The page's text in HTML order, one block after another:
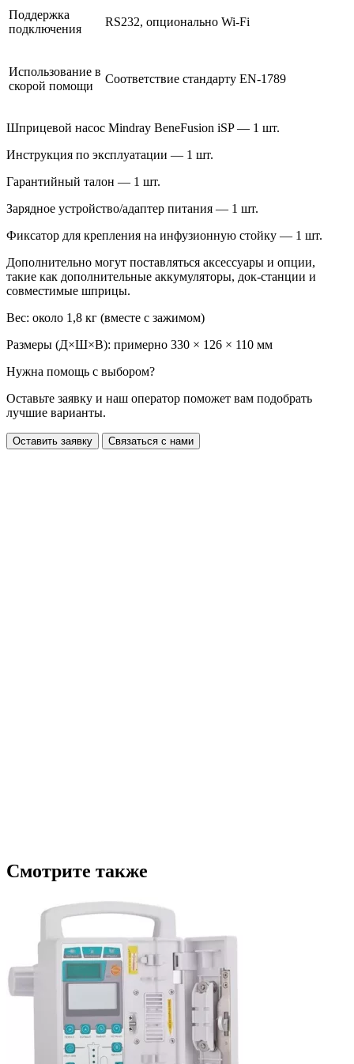
Поддержка
подключения
RS232, опционально Wi-Fi
Использование в
скорой помощи
Соответствие стандарту EN-1789
Шприцевой насос Mindray BeneFusion iSP — 1 шт.
Инструкция по эксплуатации — 1 шт.
Гарантийный талон — 1 шт.
Зарядное устройство/адаптер питания — 1 шт.
Фиксатор для крепления на инфузионную стойку — 1 шт.
Дополнительно могут поставляться аксессуары и опции,
такие как дополнительные аккумуляторы, док-станции и
совместимые шприцы.
Вес: около 1,8 кг (вместе с зажимом)
Размеры (Д×Ш×В): примерно 330 × 126 × 110 мм
Нужна помощь с выбором?
Оставьте заявку и наш оператор поможет вам подобрать
лучшие варианты.
Оставить заявку Связаться с нами
Смотрите также